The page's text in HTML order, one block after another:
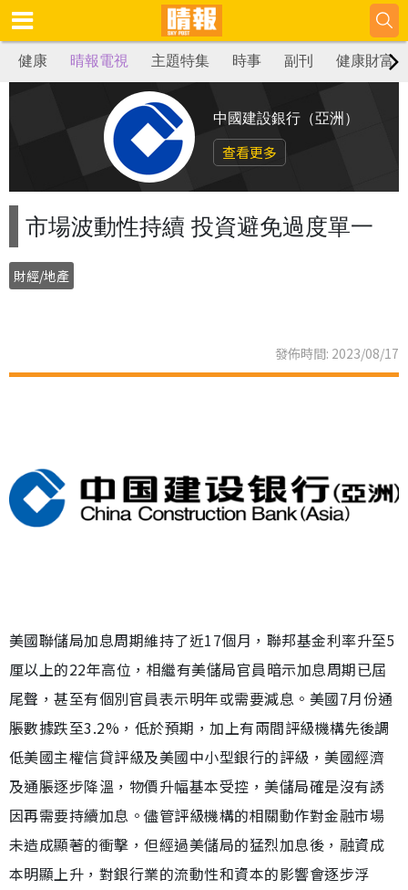
健康 晴報電視 主題特集 時事 副刊 健康財富
中國建設銀行（亞洲）
查看更多
市場波動性持續 投資避免過度單一
財經/地產
發佈時間: 2023/08/17
美國聯儲局加息周期維持了近17個月，聯邦基金利率升至5
厘以上的22年高位，相繼有美儲局官員暗示加息周期已屆
尾聲，甚至有個別官員表示明年或需要減息。美國7月份通
脹數據跌至3.2%，低於預期，加上有兩間評級機構先後調
低美國主權信貸評級及美國中小型銀行的評級，美國經濟
及通脹逐步降溫，物價升幅基本受控，美儲局確是沒有誘
因再需要持續加息。儘管評級機構的相關動作對金融市場
未造成顯著的衝擊，但經過美儲局的猛烈加息後，融資成
本明顯上升，對銀行業的流動性和資本的影響會逐步浮